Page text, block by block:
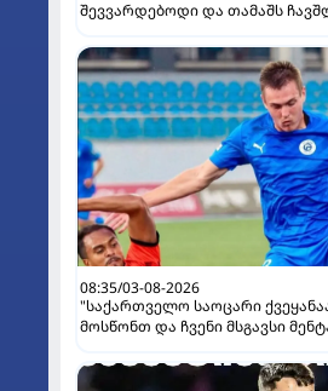
შევვარდებოდი და თამაშს
08:35/03-08-2026
"საქართველო საოცარი
მოსწონთ და ჩვენი მსგავსი